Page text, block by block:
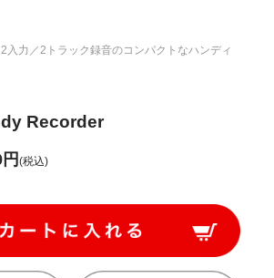
入力／2トラック録音のコンパクトなハンディ
Recorder
円(税込)